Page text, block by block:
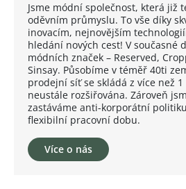
Jsme módní společnost, která již
oděvním průmyslu. To vše díky
inovacím, nejnovějším
hledání nových cest! V současné
módních značek – Reserved,
Sinsay. Působíme v téměř 40ti
prodejní síť se skládá z více než
neustále rozšiřována. Zároveň
zastáváme anti-korporátní
flexibilní pracovní dobu.
Více o nás